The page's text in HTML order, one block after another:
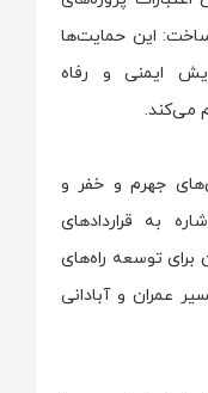
این حمایت‌ها
ایمنی و رفاه
می‌کند.
جهرم و خفر و
به قراردادهای
تومان برای توسعه راه‌های
عمران و آبادانی